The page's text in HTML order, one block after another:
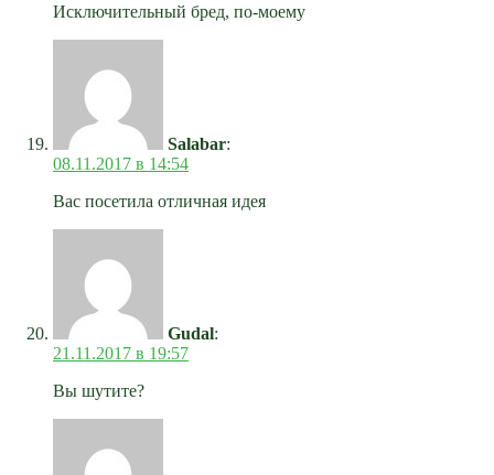
Исключительный бред, по-моему
Salabar:
08.11.2017 в 14:54
Вас посетила отличная идея
Gudal:
21.11.2017 в 19:57
Вы шутите?